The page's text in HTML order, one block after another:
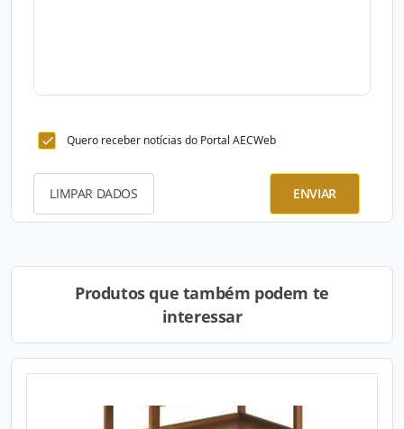
Quero receber notícias do Portal AECWeb
LIMPAR DADOS ENVIAR
Produtos que também podem te
interessar